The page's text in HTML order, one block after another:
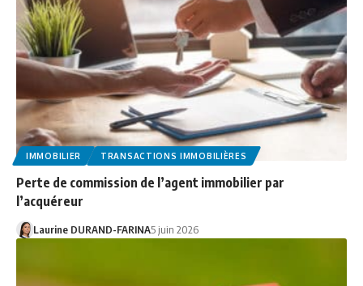
IMMOBILIER TRANSACTIONS IMMOBILIÈRES
Perte de commission de l’agent immobilier par
l’acquéreur
Laurine DURAND-FARINA5 juin 2026